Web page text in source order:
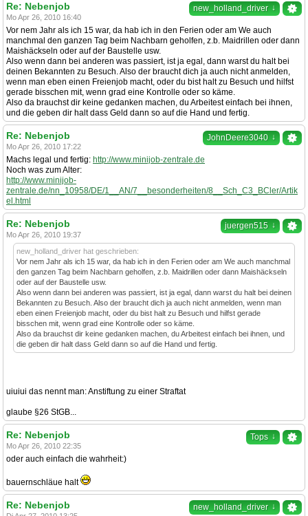
new_holland_driver ↓
Re: Nebenjob
Mo Apr 26, 2010 16:40
Vor nem Jahr als ich 15 war, da hab ich in den Ferien oder am We auch
manchmal den ganzen Tag beim Nachbarn geholfen, z.b. Maidrillen oder dann
Maishäckseln oder auf der Baustelle usw.
Also wenn dann bei anderen was passiert, ist ja egal, dann warst du halt bei
deinen Bekannten zu Besuch. Also der braucht dich ja auch nicht anmelden,
wenn man eben einen Freienjob macht, oder du bist halt zu Besuch und hilfst
gerade bisschen mit, wenn grad eine Kontrolle oder so käme.
Also da brauchst dir keine gedanken machen, du Arbeitest einfach bei ihnen,
und die geben dir halt dass Geld dann so auf die Hand und fertig.
JohnDeere3040 ↓
Re: Nebenjob
Mo Apr 26, 2010 17:22
Machs legal und fertig: http://www.minijob-zentrale.de
Noch was zum Alter:
http://www.minijob-
zentrale.de/nn_10958/DE/1__AN/7__besonderheiten/8__Sch_C3_BCler/Artik
el.html
juergen515 ↓
Re: Nebenjob
Mo Apr 26, 2010 19:37
new_holland_driver hat geschrieben:
Vor nem Jahr als ich 15 war, da hab ich in den Ferien oder am We auch manchmal
den ganzen Tag beim Nachbarn geholfen, z.b. Maidrillen oder dann Maishäckseln
oder auf der Baustelle usw.
Also wenn dann bei anderen was passiert, ist ja egal, dann warst du halt bei deinen
Bekannten zu Besuch. Also der braucht dich ja auch nicht anmelden, wenn man
eben einen Freienjob macht, oder du bist halt zu Besuch und hilfst gerade
bisschen mit, wenn grad eine Kontrolle oder so käme.
Also da brauchst dir keine gedanken machen, du Arbeitest einfach bei ihnen, und
die geben dir halt dass Geld dann so auf die Hand und fertig.
uiuiui das nennt man: Anstiftung zu einer Straftat
glaube §26 StGB...
Tops ↓
Re: Nebenjob
Mo Apr 26, 2010 22:35
oder auch einfach die wahrheit:)
bauernschläue halt
new_holland_driver ↓
Re: Nebenjob